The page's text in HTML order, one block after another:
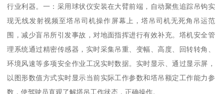
行业利器。一：采用球状仪安装在大臂前端，自动聚焦追踪吊钩实
现无线发射视频至塔吊司机操作屏幕上，塔吊司机无死角吊运范
围，减少盲吊所引发事故，对地面指挥进行有效补充。塔机安全管
理系统通过精密传感器，实时采集吊重、变幅、高度、回转转角、
环境风速等多项安全作业工况实时数据。实时显示、通过显示屏，
以图形数值方式实时显示当前实际工作参数和塔吊额定工作能力参
数，使驾驶员直观了解塔吊工作状态，正确操作。